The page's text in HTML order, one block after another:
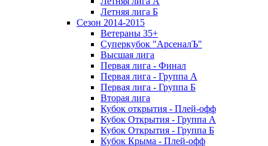
Летняя лига Б
Сезон 2014-2015
Ветераны 35+
Суперкубок "АрсеналЪ"
Высшая лига
Первая лига - Финал
Первая лига - Группа А
Первая лига - Группа Б
Вторая лига
Кубок открытия - Плей-офф
Кубок Открытия - Группа А
Кубок Открытия - Группа Б
Кубок Крыма - Плей-офф